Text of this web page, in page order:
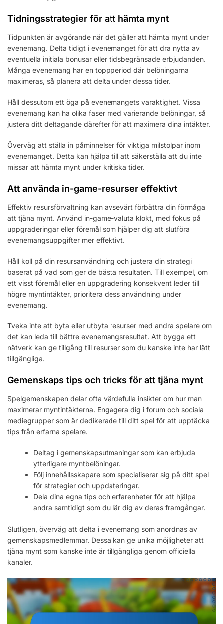
Tidningsstrategier för att hämta mynt
Tidpunkten är avgörande när det gäller att hämta mynt under
evenemang. Delta tidigt i evenemanget för att dra nytta av
eventuella initiala bonusar eller tidsbegränsade erbjudanden.
Många evenemang har en toppperiod där belöningarna
maximeras, så planera att delta under dessa tider.
Håll dessutom ett öga på evenemangets varaktighet. Vissa
evenemang kan ha olika faser med varierande belöningar, så
justera ditt deltagande därefter för att maximera dina intäkter.
Överväg att ställa in påminnelser för viktiga milstolpar inom
evenemanget. Detta kan hjälpa till att säkerställa att du inte
missar att hämta mynt under kritiska tider.
Att använda in-game-resurser effektivt
Effektiv resursförvaltning kan avsevärt förbättra din förmåga
att tjäna mynt. Använd in-game-valuta klokt, med fokus på
uppgraderingar eller föremål som hjälper dig att slutföra
evenemangsuppgifter mer effektivt.
Håll koll på din resursanvändning och justera din strategi
baserat på vad som ger de bästa resultaten. Till exempel, om
ett visst föremål eller en uppgradering konsekvent leder till
högre myntintäkter, prioritera dess användning under
evenemang.
Tveka inte att byta eller utbyta resurser med andra spelare om
det kan leda till bättre evenemangsresultat. Att bygga ett
nätverk kan ge tillgång till resurser som du kanske inte har lätt
tillgängliga.
Gemenskaps tips och tricks för att tjäna mynt
Spelgemenskapen delar ofta värdefulla insikter om hur man
maximerar myntintäkterna. Engagera dig i forum och sociala
mediegrupper som är dedikerade till ditt spel för att upptäcka
tips från erfarna spelare.
Deltag i gemenskapsutmaningar som kan erbjuda
ytterligare myntbelöningar.
Följ innehållsskapare som specialiserar sig på ditt spel
för strategier och uppdateringar.
Dela dina egna tips och erfarenheter för att hjälpa
andra samtidigt som du lär dig av deras framgångar.
Slutligen, överväg att delta i evenemang som anordnas av
gemenskapsmedlemmar. Dessa kan ge unika möjligheter att
tjäna mynt som kanske inte är tillgängliga genom officiella
kanaler.